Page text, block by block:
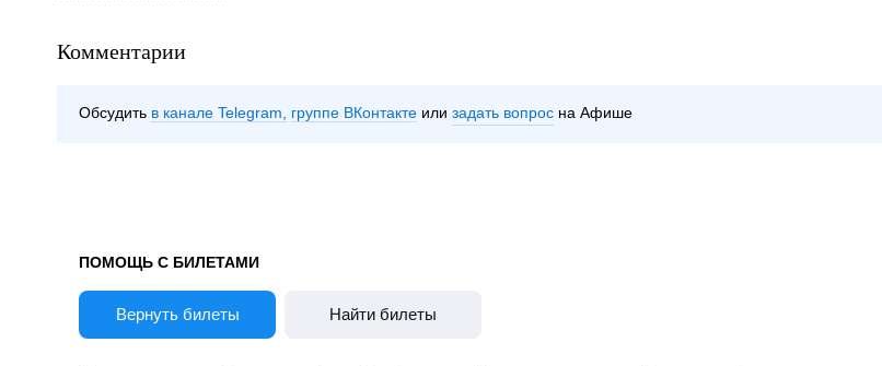
Комментарии
Обсудить в канале Telegram группе ВКонтакте задать вопрос на Афише
ПОМОЩЬ С БИЛЕТАМИ
Вернуть билеты Найти билеты